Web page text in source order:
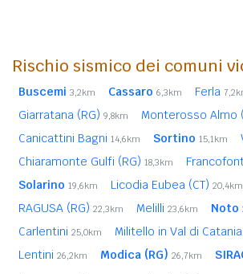
Rischio sismico dei comuni
Buscemi 3,2km Cassaro 6,3km Ferla
Giarratana (RG) 9,8km Monterosso Almo
Canicattini Bagni 14,6km Sortino 15,1km
Chiaramonte Gulfi (RG) 18,3km
Solarino 19,6km Licodia Eubea (CT) 20,4km
RAGUSA (RG) 22,3km Melilli 23,6km Noto
Carlentini 25,0km Militello in Val di Catania
Lentini 26,2km Modica (RG) 26,7km